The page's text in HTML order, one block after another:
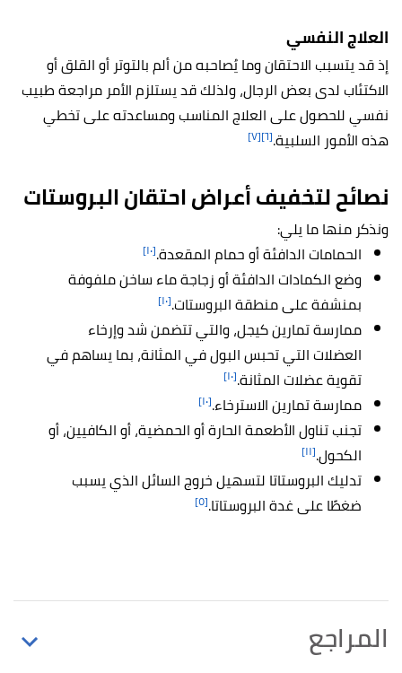
العلاج النفسي
إذ قد يتسبب الاحتقان وما يُصاحبه من ألم بالتوتر أو القلق أو
الاكتئاب لدى بعض الرجال، ولذلك قد يستلزم الأمر مراجعة طبيب
نفسي للحصول على العلاج المناسب ومساعدته على تخطي
هذه الأمور السلبية.[٦] [٧]
نصائح لتخفيف أعراض احتقان البروستات
ونذكر منها ما يلي:
الحمامات الدافئة أو حمام المقعدة.[١٠]
وضع الكمادات الدافئة أو زجاجة ماء ساخن ملفوفة
بمنشفة على منطقة البروستات.[١٠]
ممارسة تمارين كيجل، والتي تتضمن شد وإرخاء
العضلات التي تحبس البول في المثانة، بما يساهم في
تقوية عضلات المثانة.[١٠]
ممارسة تمارين الاسترخاء.[١٠]
تجنب تناول الأطعمة الحارة أو الحمضية، أو الكافيين، أو
الكحول.[١١]
تدليك البروستاتا لتسهيل خروج السائل الذي يسبب
ضغطًا على غدة البروستاتا.[٥]
المراجع